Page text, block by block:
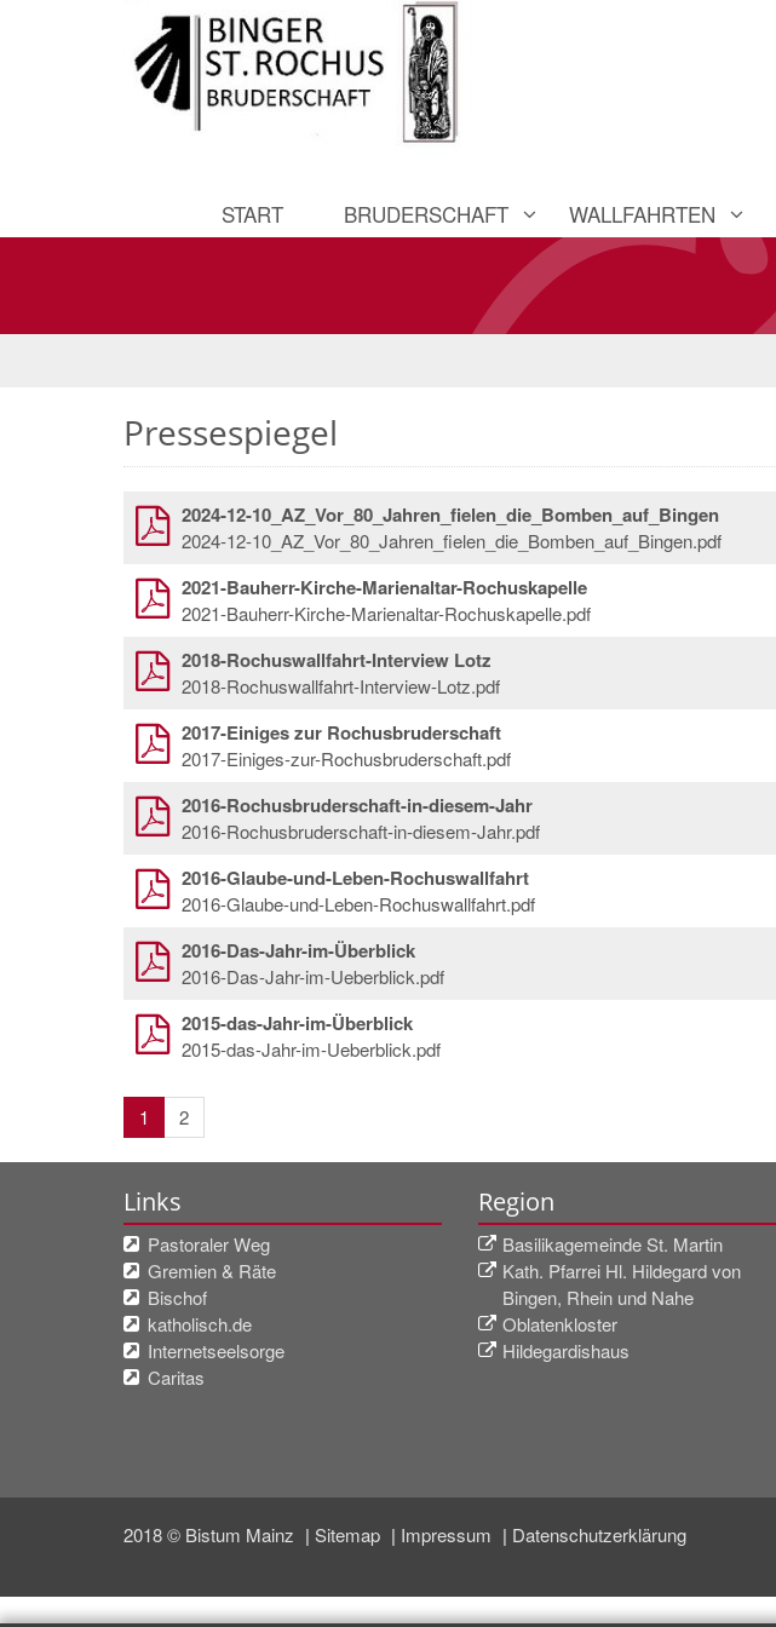
START BRUDERSCHAFT WALLFAHRTEN
Pressespiegel
2024-12-10_AZ_Vor_80_Jahren_fielen_die_Bomben_auf_Bingen
2024-12-10_AZ_Vor_80_Jahren_fielen_die_Bomben_auf_Bingen.pdf
2021-Bauherr-Kirche-Marienaltar-Rochuskapelle
2021-Bauherr-Kirche-Marienaltar-Rochuskapelle.pdf
2018-Rochuswallfahrt-Interview Lotz
2018-Rochuswallfahrt-Interview-Lotz.pdf
2017-Einiges zur Rochusbruderschaft
2017-Einiges-zur-Rochusbruderschaft.pdf
2016-Rochusbruderschaft-in-diesem-Jahr
2016-Rochusbruderschaft-in-diesem-Jahr.pdf
2016-Glaube-und-Leben-Rochuswallfahrt
2016-Glaube-und-Leben-Rochuswallfahrt.pdf
2016-Das-Jahr-im-Überblick
2016-Das-Jahr-im-Ueberblick.pdf
2015-das-Jahr-im-Überblick
2015-das-Jahr-im-Ueberblick.pdf
1 2
Links
Pastoraler Weg
Gremien & Räte
Bischof
katholisch.de
Internetseelsorge
Caritas
Region
Basilikagemeinde St. Martin
Kath. Pfarrei Hl. Hildegard von
Bingen, Rhein und Nahe
Oblatenkloster
Hildegardishaus
2018 © Bistum Mainz Sitemap Impressum Datenschutzerklärung